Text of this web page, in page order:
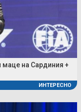
на Сардиния +
ИНТЕРЕСНО